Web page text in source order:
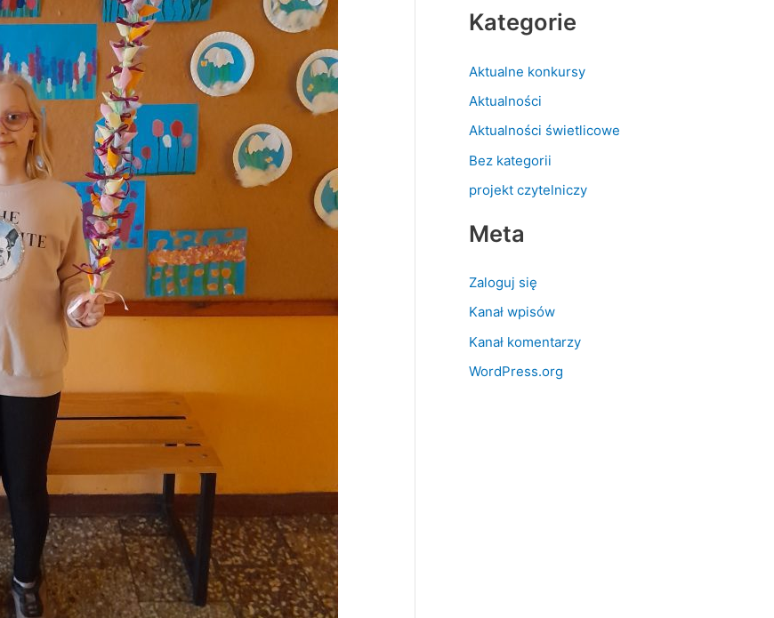
Kategorie
Aktualne konkursy
Aktualności
Aktualności świetlicowe
Bez kategorii
projekt czytelniczy
Meta
Zaloguj się
Kanał wpisów
Kanał komentarzy
WordPress.org